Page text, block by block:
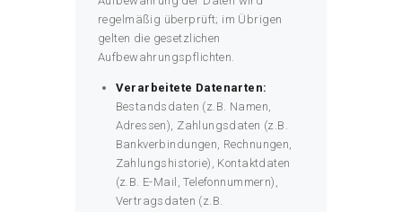
regelmäßig überprüft; im Übrigen
gelten die gesetzlichen
Aufbewahrungspflichten.
Verarbeitete Datenarten:
Bestandsdaten (z.B. Namen,
Adressen), Zahlungsdaten (z.B.
Bankverbindungen, Rechnungen,
Zahlungshistorie), Kontaktdaten
(z.B. E-Mail, Telefonnummern),
Vertragsdaten (z.B.